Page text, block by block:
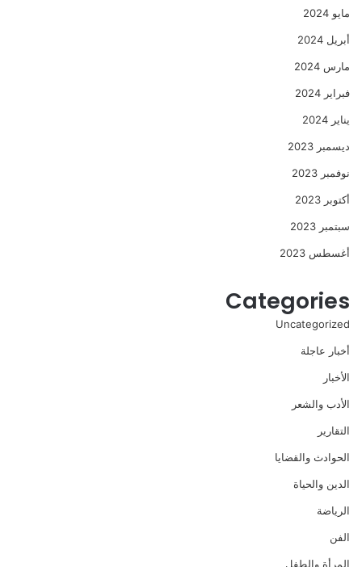
مايو 2024
أبريل 2024
مارس 2024
فبراير 2024
يناير 2024
ديسمبر 2023
نوفمبر 2023
أكتوبر 2023
سبتمبر 2023
أغسطس 2023
Categories
Uncategorized
أخبار عاجلة
الأخبار
الأدب والشعر
التقارير
الحوادث والقضايا
الدين والحياة
الرياضة
الفن
المرأة والطفل